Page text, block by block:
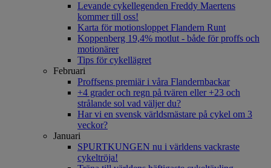
Levande cykellegenden Freddy Maertens
kommer till oss!
Karta för motionsloppet Flandern Runt
Koppenberg 19,4% motlut - både för proffs och
motionärer
Tips för cykellägret
Februari
Proffsens premiär i våra Flandernbackar
+4 grader och regn på tvären eller +23 och
strålande sol vad väljer du?
Har vi en svensk världsmästare på cykel om 3
veckor?
Januari
SPURTKUNGEN nu i världens vackraste
cykeltröja!